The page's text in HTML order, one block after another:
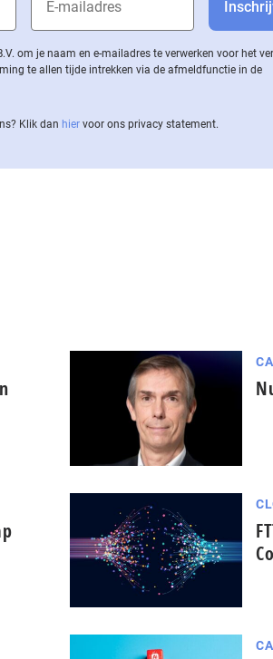
om je naam en e-mailadres te verwerken voor het
te allen tijde intrekken via de af­meld­func­tie in de
Klik dan hier voor ons privacy statement.